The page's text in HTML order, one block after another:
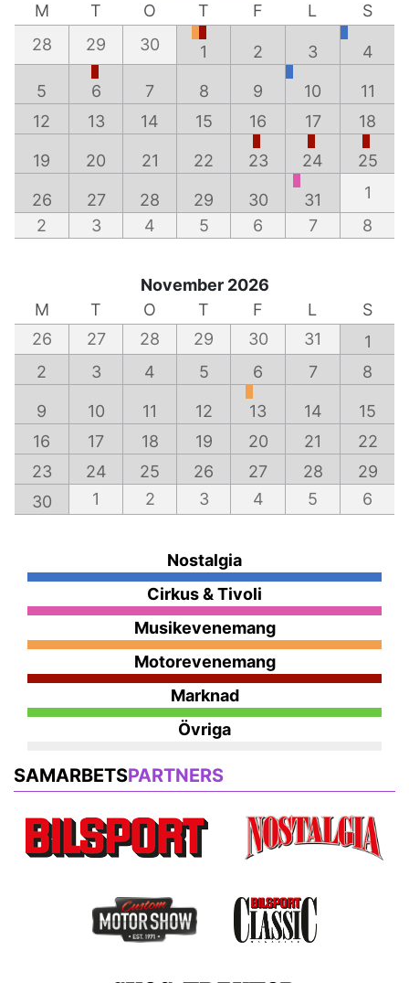
M
T O T F L
S
28
29 30 1 2 3 4
5 6 7 8 9 10
11
12
13 14 15 16 17 18
19 20 21 22 23 24 25
26 27 28 29 30 31
1
2
3 4 5 6 7 8
November 2026
M
T O T F L
S
26
27 28 29 30 31
1
2
3 4 5 6 7 8
9 10 11 12 13 14
15
16
17 18 19 20 21
22
23
24 25 26 27 28
29
30
1 2 3 4 5 6
Nostalgia
Cirkus & Tivoli
Musikevenemang
Motorevenemang
Marknad
Övriga
SAMARBETSPARTNERS